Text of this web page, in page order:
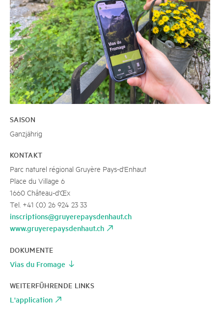
SAISON
Ganzjährig
KONTAKT
Parc naturel régional Gruyère Pays-d'Enhaut
Place du Village 6
1660 Château-d'Œx
Tel. +41 (0) 26 924 23 33
inscriptions@gruyerepaysdenhaut.ch
www.gruyerepaysdenhaut.ch
DOKUMENTE
Vias du Fromage
WEITERFÜHRENDE LINKS
L'application